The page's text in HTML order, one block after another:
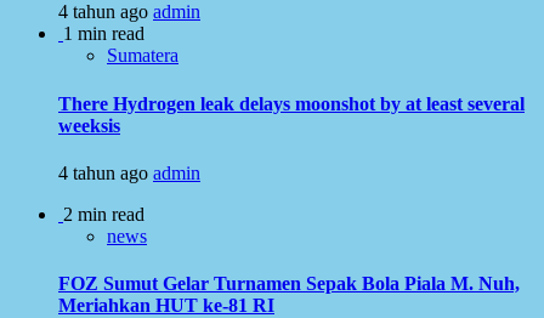
4 tahun ago admin
1 min read
Sumatera
There Hydrogen leak delays moonshot by at least several
weeksis
4 tahun ago admin
2 min read
news
FOZ Sumut Gelar Turnamen Sepak Bola Piala M. Nuh,
Meriahkan HUT ke-81 RI